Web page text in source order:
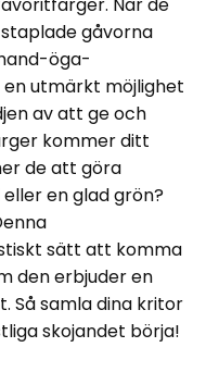
gåvorna
öga-
en utmärkt möjlighet
av att ge och
kommer ditt
de att göra
en glad grön?
sätt att komma
den erbjuder en
Så samla dina kritor
skojandet börja!